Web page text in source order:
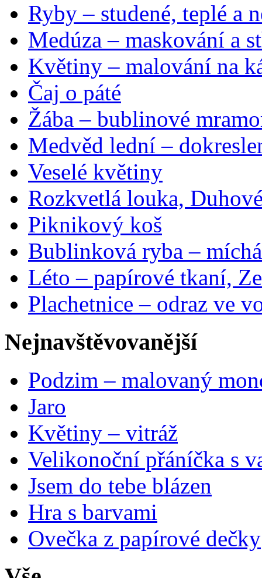
Ryby – studené, teplé a
Medúza – maskování a
Květiny – malování na
Čaj o páté
Žába – bublinové
Medvěd lední –
Veselé květiny
Rozkvetlá louka,
Piknikový koš
Bublinková ryba –
Léto – papírové tkaní,
Plachetnice – odraz ve
Nejnavštěvovanější
Podzim – malovaný
Jaro
Květiny – vitráž
Velikonoční přáníčka s
Jsem do tebe blázen
Hra s barvami
Ovečka z papírové dečky